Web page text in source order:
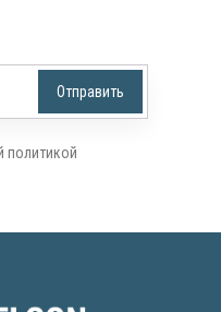
политикой